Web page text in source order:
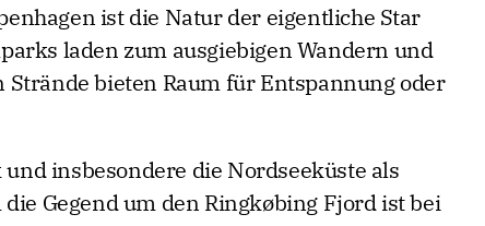
ist die Natur der eigentliche Star
laden zum ausgiebigen Wandern und
bieten Raum für Entspannung oder
insbesondere die Nordseeküste als
Gegend um den Ringkøbing Fjord ist bei